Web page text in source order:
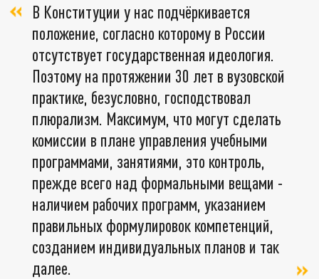
В Конституции у нас подчёркивается
положение, согласно которому в России
отсутствует государственная идеология.
Поэтому на протяжении 30 лет в вузовской
практике, безусловно, господствовал
плюрализм. Максимум, что могут сделать
комиссии в плане управления учебными
программами, занятиями, это контроль,
прежде всего над формальными вещами -
наличием рабочих программ, указанием
правильных формулировок компетенций,
созданием индивидуальных планов и так
далее.